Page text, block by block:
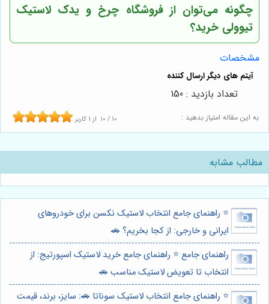
چگونه می‌توان از فروشگاه چرخ و یدک لاستیک
تیوولی خرید؟
مشخصات
به این مقاله امتیاز بدهید : 10 / 10 از 1 کاربر
تعداد بازدید : 150
مطالب مشابه
⭐️ راهنمای جامع انتخاب لاستیک نکسن برای خودروهای
ایرانی و خارجی: از کجا بخریم؟ 🚗
راهنمای جامع ⭐️ راهنمای جامع خرید لاستیک اسپورتیج: از
انتخاب تا تعویض لاستیک مناسب 🚗
⭐️ راهنمای جامع انتخاب لاستیک سوناتا 🚗: سایز، برند، قیمت